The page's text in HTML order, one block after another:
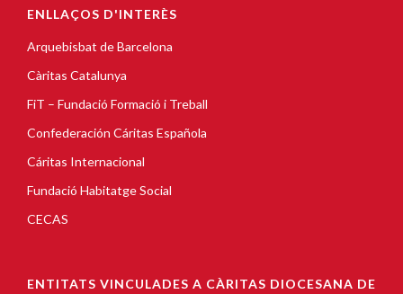
ENLLAÇOS D'INTERÈS
Arquebisbat de Barcelona
Càritas Catalunya
FiT – Fundació Formació i Treball
Confederación Cáritas Española
Cáritas Internacional
Fundació Habitatge Social
CECAS
ENTITATS VINCULADES A CÀRITAS DIOCESANA DE